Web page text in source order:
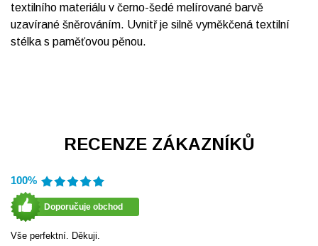
textilního materiálu v černo-šedé melírované barvě
uzavírané šněrováním. Uvnitř je silně vyměkčená textilní
stélka s paměťovou pěnou.
RECENZE ZÁKAZNÍKŮ
100%
Doporučuje obchod
Vše perfektní. Děkuji.